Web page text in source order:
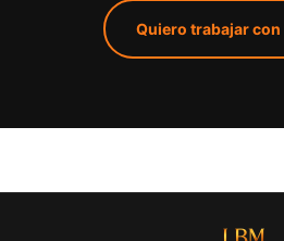
Quiero trabajar